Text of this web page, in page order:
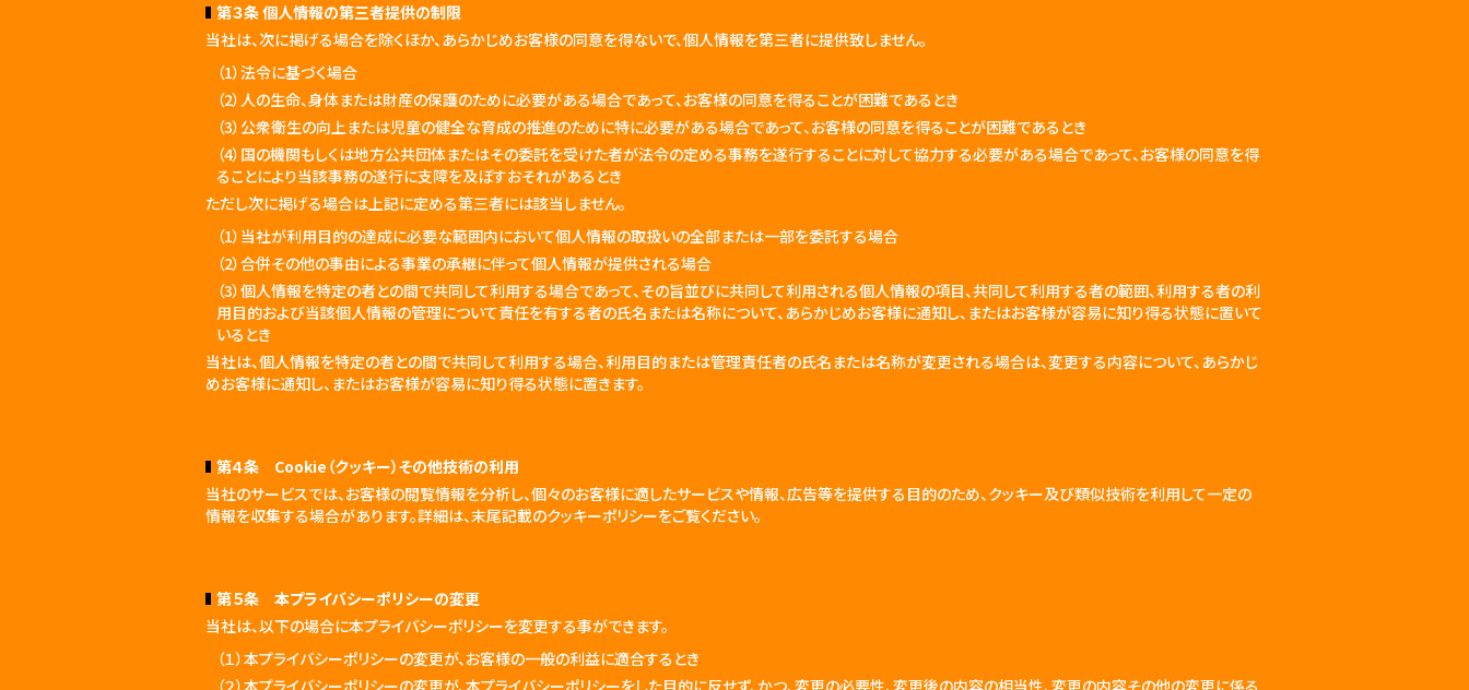
第３条 個人情報の第三者提供の制限
当社は、次に掲げる場合を除くほか、あらかじめお客様の同意を得ないで、個人情報を第三者に提供致しません。
（1）法令に基づく場合
（2）人の生命、身体または財産の保護のために必要がある場合であって、お客様の同意を得ることが困難であるとき
（3）公衆衛生の向上または児童の健全な育成の推進のために特に必要がある場合であって、お客様の同意を得ることが困難であるとき
（4）国の機関もしくは地方公共団体またはその委託を受けた者が法令の定める事務を遂行することに対して協力する必要がある場合であって、お客様の同意を得
ることにより当該事務の遂行に支障を及ぼすおそれがあるとき
ただし次に掲げる場合は上記に定める第三者には該当しません。
（1）当社が利用目的の達成に必要な範囲内において個人情報の取扱いの全部または一部を委託する場合
（2）合併その他の事由による事業の承継に伴って個人情報が提供される場合
（3）個人情報を特定の者との間で共同して利用する場合であって、その旨並びに共同して利用される個人情報の項目、共同して利用する者の範囲、利用する者の利
用目的および当該個人情報の管理について責任を有する者の氏名または名称について、あらかじめお客様に通知し、またはお客様が容易に知り得る状態に置いて
いるとき
当社は、個人情報を特定の者との間で共同して利用する場合、利用目的または管理責任者の氏名または名称が変更される場合は、変更する内容について、あらかじ
めお客様に通知し、またはお客様が容易に知り得る状態に置きます。
第４条 Cookie（クッキー）その他技術の利用
当社のサービスでは、お客様の閲覧情報を分析し、個々のお客様に適したサービスや情報、広告等を提供する目的のため、クッキー及び類似技術を利用して一定の
情報を収集する場合があります。詳細は、末尾記載のクッキーポリシーをご覧ください。
第５条 本プライバシーポリシーの変更
当社は、以下の場合に本プライバシーポリシーを変更する事ができます。
（１）本プライバシーポリシーの変更が、お客様の一般の利益に適合するとき
（２）本プライバシーポリシーの変更が、本プライバシーポリシーをした目的に反せず、かつ、変更の必要性、変更後の内容の相当性、変更の内容その他の変更に係る